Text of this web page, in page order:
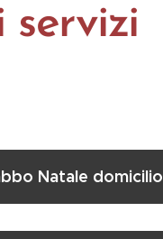
servizi
Natale domicilio